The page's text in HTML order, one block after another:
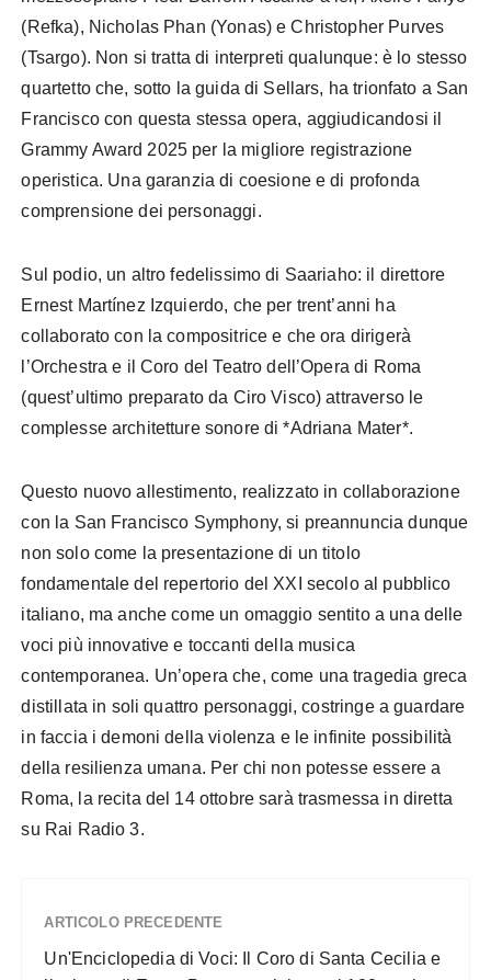
(Refka), Nicholas Phan (Yonas) e Christopher Purves
(Tsargo). Non si tratta di interpreti qualunque: è lo stesso
quartetto che, sotto la guida di Sellars, ha trionfato a San
Francisco con questa stessa opera, aggiudicandosi il
Grammy Award 2025 per la migliore registrazione
operistica. Una garanzia di coesione e di profonda
comprensione dei personaggi.
Sul podio, un altro fedelissimo di Saariaho: il direttore
Ernest Martínez Izquierdo, che per trent’anni ha
collaborato con la compositrice e che ora dirigerà
l’Orchestra e il Coro del Teatro dell’Opera di Roma
(quest’ultimo preparato da Ciro Visco) attraverso le
complesse architetture sonore di *Adriana Mater*.
Questo nuovo allestimento, realizzato in collaborazione
con la San Francisco Symphony, si preannuncia dunque
non solo come la presentazione di un titolo
fondamentale del repertorio del XXI secolo al pubblico
italiano, ma anche come un omaggio sentito a una delle
voci più innovative e toccanti della musica
contemporanea. Un’opera che, come una tragedia greca
distillata in soli quattro personaggi, costringe a guardare
in faccia i demoni della violenza e le infinite possibilità
della resilienza umana. Per chi non potesse essere a
Roma, la recita del 14 ottobre sarà trasmessa in diretta
su Rai Radio 3.
ARTICOLO PRECEDENTE
Un'Enciclopedia di Voci: Il Coro di Santa Cecilia e